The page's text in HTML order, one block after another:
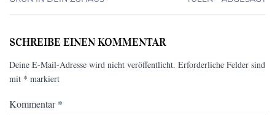
SCHREIBE EINEN KOMMENTAR
Deine E-Mail-Adresse wird nicht veröffentlicht. Erforderliche Felder sind
mit * markiert
Kommentar*